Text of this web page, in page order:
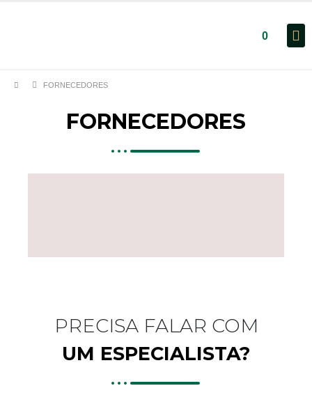
0
FORNECEDORES
FORNECEDORES
PRECISA FALAR COM
UM ESPECIALISTA?